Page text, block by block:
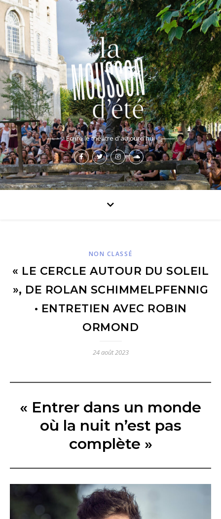
Écrire le théâtre d'aujourd'hui
NON CLASSÉ
« LE CERCLE AUTOUR DU SOLEIL
», DE ROLAN SCHIMMELPFENNIG
• ENTRETIEN AVEC ROBIN
ORMOND
24 août 2023
« Entrer dans un monde
où la nuit n’est pas
complète »